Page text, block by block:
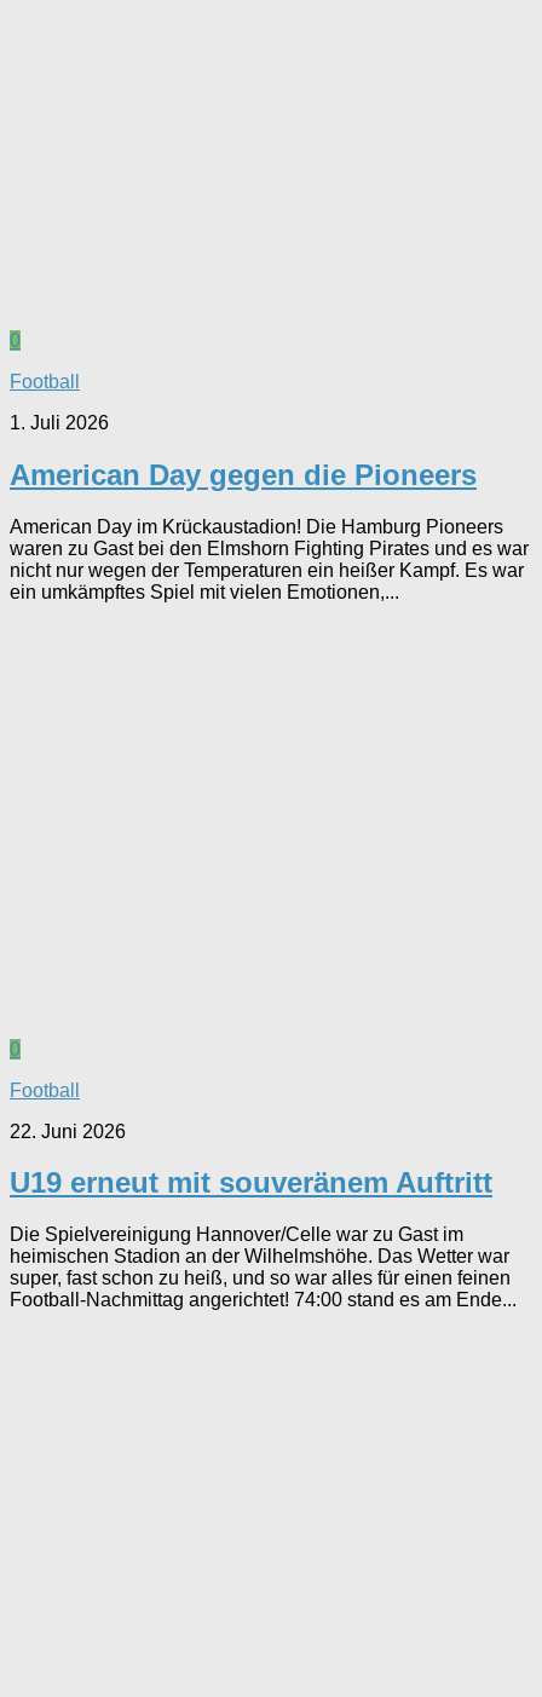
0
Football
1. Juli 2026
American Day gegen die Pioneers
American Day im Krückaustadion! Die Hamburg Pioneers
waren zu Gast bei den Elmshorn Fighting Pirates und es war
nicht nur wegen der Temperaturen ein heißer Kampf. Es war
ein umkämpftes Spiel mit vielen Emotionen,...
0
Football
22. Juni 2026
U19 erneut mit souveränem Auftritt
Die Spielvereinigung Hannover/Celle war zu Gast im
heimischen Stadion an der Wilhelmshöhe. Das Wetter war
super, fast schon zu heiß, und so war alles für einen feinen
Football-Nachmittag angerichtet! 74:00 stand es am Ende...